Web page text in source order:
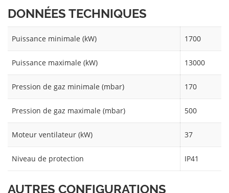
DONNÉES TECHNIQUES
Puissance minimale (kW) 1700
Puissance maximale (kW) 13000
Pression de gaz minimale (mbar) 170
Pression de gaz maximale (mbar) 500
Moteur ventilateur (kW) 37
Niveau de protection IP41
AUTRES CONFIGURATIONS